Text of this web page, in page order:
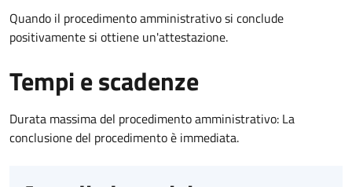
Quando il procedimento amministrativo si conclude
positivamente si ottiene un'attestazione.
Tempi e scadenze
Durata massima del procedimento amministrativo: La
conclusione del procedimento è immediata.